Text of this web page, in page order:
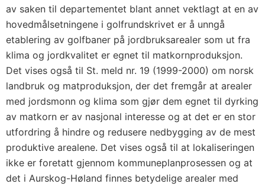
av saken til departementet blant annet vektlagt at en av
hovedmålsetningene i golfrundskrivet er å unngå
etablering av golfbaner på jordbruksarealer som ut fra
klima og jordkvalitet er egnet til matkornproduksjon.
Det vises også til St. meld nr. 19 (1999-2000) om norsk
landbruk og matproduksjon, der det fremgår at arealer
med jordsmonn og klima som gjør dem egnet til dyrking
av matkorn er av nasjonal interesse og at det er en stor
utfordring å hindre og redusere nedbygging av de mest
produktive arealene. Det vises også til at lokaliseringen
ikke er foretatt gjennom kommuneplanprosessen og at
det i Aurskog-Høland finnes betydelige arealer med